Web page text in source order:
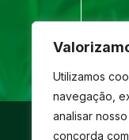
Utilizamos
navegação,
analisar
concorda
© São